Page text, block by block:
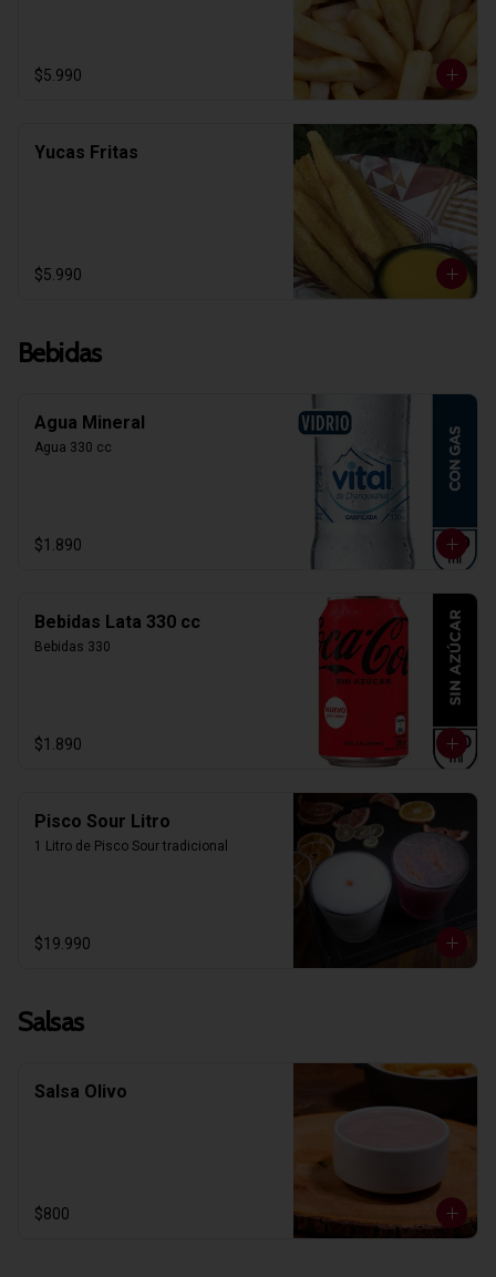
$5.990
Yucas Fritas
$5.990
Bebidas
Agua Mineral
Agua 330 cc
$1.890
Bebidas Lata 330 cc
Bebidas 330
$1.890
Pisco Sour Litro
1 Litro de Pisco Sour tradicional
$19.990
Salsas
Salsa Olivo
$800